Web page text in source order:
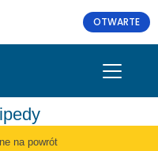
OTWARTE
na powrót